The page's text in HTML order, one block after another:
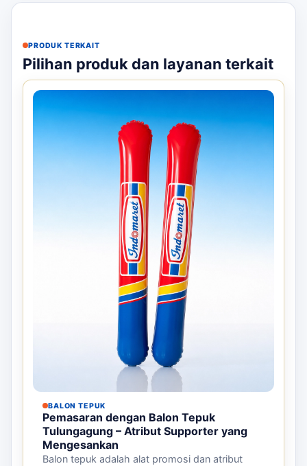
PRODUK TERKAIT
Pilihan produk dan layanan terkait
BALON TEPUK
Pemasaran dengan Balon Tepuk
Tulungagung – Atribut Supporter yang
Mengesankan
Balon tepuk adalah alat promosi dan atribut